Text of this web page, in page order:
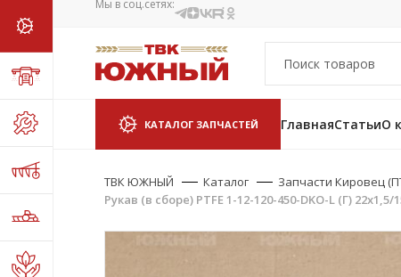
Мы в соц.сетях:
КАТАЛОГ ЗАПЧАСТЕЙ ГлавнаяСтатьиО
ТВК ЮЖНЫЙ Каталог Запчасти Кировец
Рукав (в сборе) PTFE 1-12-120-450-DKO-L (Г) 22х1,5/